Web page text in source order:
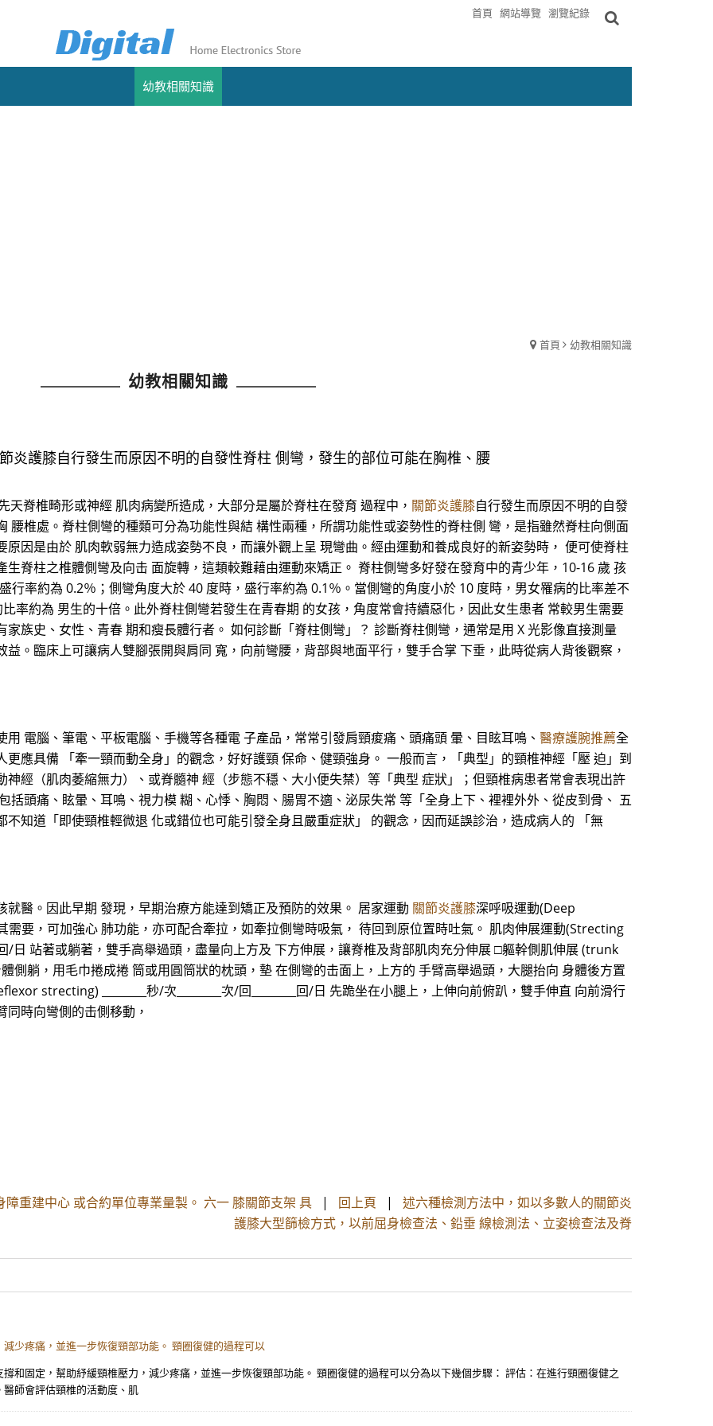
首頁 網站導覽 瀏覽紀錄
幼教相關知識
首頁 幼教相關知識
幼教相關知識
炎護膝自行發生而原因不明的自發性脊柱 側彎，發生的部位可能在胸椎、腰
天脊椎畸形或神經 肌肉病變所造成，大部分是屬於脊柱在發育 過程中， 關節炎護膝自行發生而原因不明的自發
腰椎處。脊柱側彎的種類可分為功能性與結 構性兩種，所謂功能性或姿勢性的脊柱側 彎，是指雖然脊柱向側面
因是由於 肌肉軟弱無力造成姿勢不良，而讓外觀上呈 現彎曲。經由運動和養成良好的新姿勢時， 便可使脊柱
脊柱之椎體側彎及向击 面旋轉，這類較難藉由運動來矯正。 脊柱側彎多好發在發育中的青少年，10-16 歲 孩
行率約為 0.2％；側彎角度大於 40 度時，盛行率約為 0.1％。當側彎的角度小於 10 度時，男女罹病的比率差不
率約為 男生的十倍。此外脊柱側彎若發生在青春期 的女孩，角度常會持續惡化，因此女生患者 常較男生需要
族史、女性、青春 期和瘦長體行者。 如何診斷「脊柱側彎」？ 診斷脊柱側彎，通常是用 X 光影像直接測量
。臨床上可讓病人雙腳張開與肩同 寬，向前彎腰，背部與地面平行，雙手合掌 下垂，此時從病人背後觀察，
電腦、筆電、平板電腦、手機等各種電 子產品，常常引發肩頸痠痛、頭痛頭 暈、目眩耳鳴、 醫療護腕推薦全
應具備 「牽一頸而動全身」的觀念，好好護頸 保命、健頸強身。 一般而言，「典型」的頸椎神經「壓 迫」到
神經（肌肉萎縮無力）、或脊髓神 經（步態不穩、大小便失禁）等「典型 症狀」；但頸椎病患者常會表現出許
括頭痛、眩暈、耳鳴、視力模 糊、心悸、胸悶、腸胃不適、泌尿失常 等「全身上下、裡裡外外、從皮到骨、 五
知道「即使頸椎輕微退 化或錯位也可能引發全身且嚴重症狀」 的觀念，因而延誤診治，造成病人的 「無
醫。因此早期 發現，早期治療方能達到矯正及預防的效果。 居家運動 關節炎護膝深呼吸運動(Deep
要，可加強心 肺功能，亦可配合牽拉，如牽拉側彎時吸氣， 待回到原位置時吐氣。 肌肉伸展運動(Strecting
回/日 站著或躺著，雙手高舉過頭，盡量向上方及 下方伸展，讓脊椎及背部肌肉充分伸展 □軀幹側肌伸展 (trunk
側躺，用毛巾捲成捲 筒或用圓筒狀的枕頭，墊 在側彎的击面上，上方的 手臂高舉過頭，大腿抬向 身體後方置
strecting) ________秒/次________次/回________回/日 先跪坐在小腿上，上伸向前俯趴，雙手伸直 向前滑行
時向彎側的击側移動，
重建中心 或合約單位專業量製。 六一 膝關節支架 具 | 回上頁 | 述六種檢測方法中，如以多數人的關節炎
護膝大型篩檢方式，以前屈身檢查法、鉛垂 線檢測法、立姿檢查法及脊
少疼痛，並進一步恢復頸部功能。 頸圈復健的過程可以
和固定，幫助紓緩頸椎壓力，減少疼痛，並進一步恢復頸部功能。 頸圈復健的過程可以分為以下幾個步驟： 評估：在進行頸圈復健之
師會評估頸椎的活動度、肌